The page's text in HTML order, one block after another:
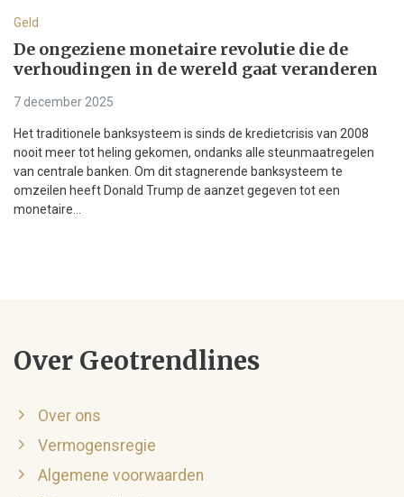
Geld
De ongeziene monetaire revolutie die de
verhoudingen in de wereld gaat veranderen
7 december 2025
Het traditionele banksysteem is sinds de kredietcrisis van 2008
nooit meer tot heling gekomen, ondanks alle steunmaatregelen
van centrale banken. Om dit stagnerende banksysteem te
omzeilen heeft Donald Trump de aanzet gegeven tot een
monetaire...
Over Geotrendlines
Over ons
Vermogensregie
Algemene voorwaarden